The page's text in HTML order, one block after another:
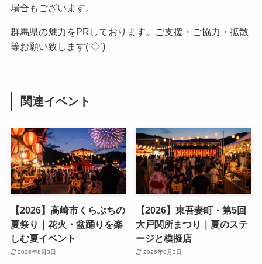
場合もございます。
群馬県の魅力をPRしております。ご支援・ご協力・拡散
等お願い致します(‘◇’)ゞ
関連イベント
【2026】高崎市くらぶちの
夏祭り｜花火・盆踊りを楽
しむ夏イベント
2026年8月3日
【2026】東吾妻町・第5回
大戸関所まつり｜夏のステ
ージと模擬店
2026年8月3日